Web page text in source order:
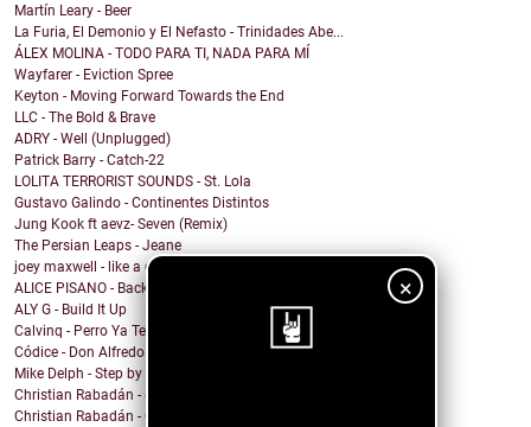
×
Martín Leary - Beer
La Furia, El Demonio y El Nefasto - Trinidades Abe...
ÁLEX MOLINA - TODO PARA TI, NADA PARA MÍ
Wayfarer - Eviction Spree
Keyton - Moving Forward Towards the End
LLC - The Bold & Brave
ADRY - Well (Unplugged)
Patrick Barry - Catch-22
LOLITA TERRORIST SOUNDS - St. Lola
Gustavo Galindo - Continentes Distintos
Jung Kook ft aevz- Seven (Remix)
The Persian Leaps - Jeane
joey maxwell - like a clown
ALICE PISANO - Back To Her
ALY G - Build It Up
Calvinq - Perro Ya Te Supero
Códice - Don Alfredo
Mike Delph - Step by Step
Christian Rabadán - (A)MAR
Christian Rabadán - Cupido (feat. Viddsan)